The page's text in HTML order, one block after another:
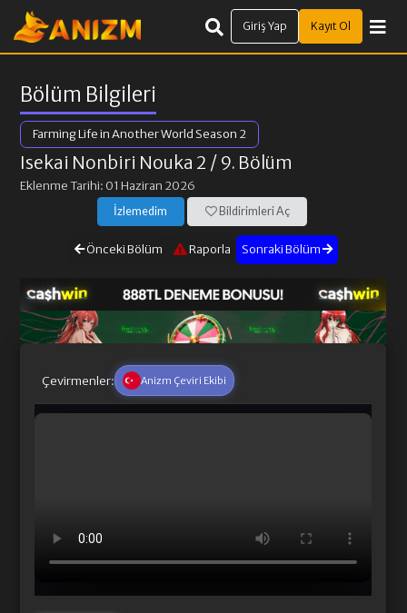
Giriş Yap Kayıt Ol
Bölüm Bilgileri
Farming Life in Another World Season 2
Isekai Nonbiri Nouka 2 / 9. Bölüm
Eklenme Tarihi: 01 Haziran 2026
İzlemedim Bildirimleri Aç
Önceki Bölüm Raporla Sonraki Bölüm
Çevirmenler: Anizm Çeviri Ekibi